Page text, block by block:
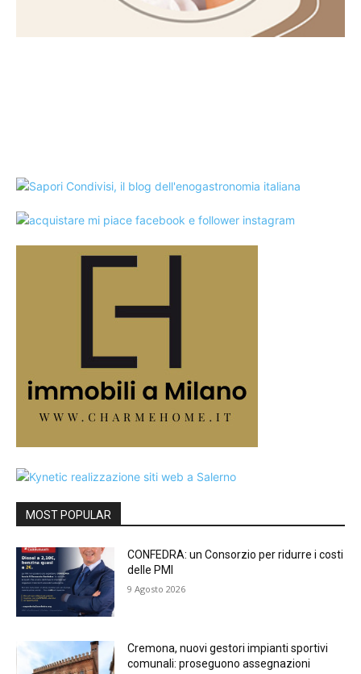
MOST POPULAR
CONFEDRA: un Consorzio per ridurre i costi
delle PMI
9 Agosto 2026
Cremona, nuovi gestori impianti sportivi
comunali: proseguono assegnazioni